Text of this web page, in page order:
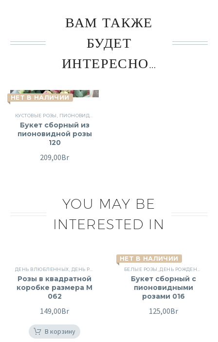
ВАМ ТАКЖЕ
БУДЕТ
ИНТЕРЕСНО…
НЕТ В НАЛИЧИИ
КУСТОВЫЕ РОЗЫ ПИОНОВИДНЫЕ РОЗЫ
Букет сборный из
пионовидной розы
120
209,00Br
YOU MAY BE
INTERESTED IN
ДЕНЬ ВЛЮБЛЕННЫХ ДЕНЬ РОЖДЕНИЯ КВАДРАТНЫЕ,КОМПОЗИЦИИ В
Розы в квадратной
коробке размера M
062
149,00Br
В корзину
НЕТ В НАЛИЧИИ
БЕЛЫЕ РОЗЫ ДЕНЬ РОЖДЕНИЯ
Букет сборный с
пионовидными
розами 016
125,00Br